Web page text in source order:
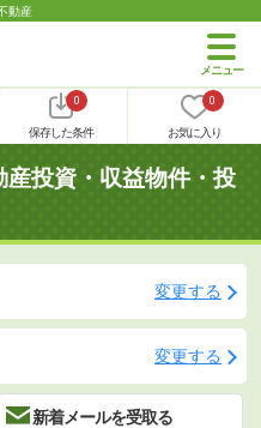
動産
0
保存した条件
0
お気に入り
投資・収益物件・投
変更する
変更する
新着メールを受取る